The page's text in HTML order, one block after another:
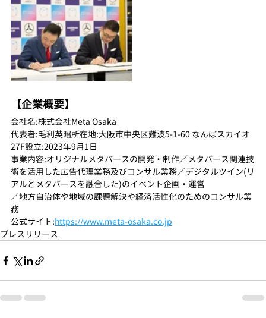
【企業概要】
会社名:株式会社Meta Osaka
代表者:毛利英昭所在地:大阪市中央区難波5-1-60 なんばスカイオ
27F設立:2023年9月1日
事業内容:オリジナルメタバースの開発・制作／メタバース関連技
術を活用した広告代理業務及びコンサル業務／デジタルツイン(リ
アルとメタバースを融合した)のイベント企画・運営
／地方自治体や地域の課題解決や経済活性化のためのコンサル業
務
公式サイト:https://www.meta-osaka.co.jp
プレスリリース